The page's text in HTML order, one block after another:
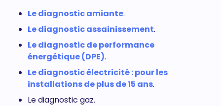
Le diagnostic amiante.
Le diagnostic assainissement.
Le diagnostic de performance
énergétique (DPE).
Le diagnostic électricité : pour les
installations de plus de 15 ans.
Le diagnostic gaz.